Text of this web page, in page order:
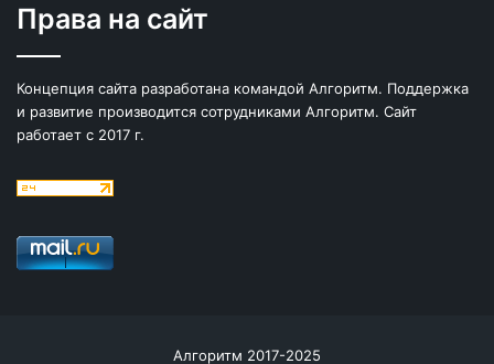
Права на сайт
Концепция сайта разработана командой Алгоритм. Поддержка
и развитие производится сотрудниками Алгоритм. Сайт
работает с 2017 г.
Алгоритм 2017-2025